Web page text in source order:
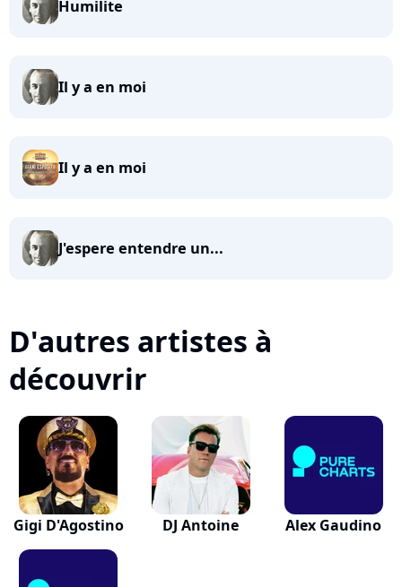
Humilite
Il y a en moi
Il y a en moi
J'espere entendre un...
D'autres artistes à
découvrir
Gigi D'Agostino DJ Antoine Alex Gaudino